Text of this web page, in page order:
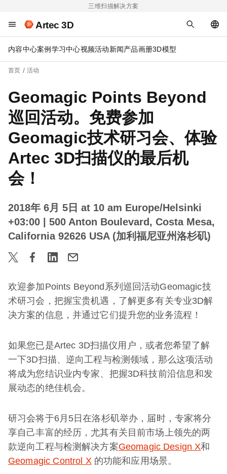
三维扫描解决方案
Artec 3D
内容中心案例 学习中心视频活动新闻产品画册3D模型
首页 活动
Geomagic Points Beyond
巡回活动。免费参加
Geomagic技术研习会、体验
Artec 3D扫描仪的最后机
会！
2018年 6月 5日 at 10 am Europe/Helsinki
+03:00
| 500 Anton Boulevard, Costa Mesa,
California 92626 USA (加利福尼亚州洛杉矶)
欢迎参加Points Beyond系列巡回活动Geomagic技
术研习会，把握宝贵机遇，了解更多有关专业3D解
决方案的信息，并通过它们提升您的业务流程！
如果您已是Artec 3D扫描仪用户，或者您希望了解
一下3D扫描、逆向工程与检测领域，那么这项活动
将成为您结识业内专家、把握3D科技前沿信息和发
展动态的绝佳机会。
研习会将于6月5日在洛杉矶举办，届时，专家将分
享自己丰富的经历，尤其有关目前市场上领先的两
款逆向工程与检测解决方案Geomagic Design X和
Geomagic Control X的功能和应用场景。